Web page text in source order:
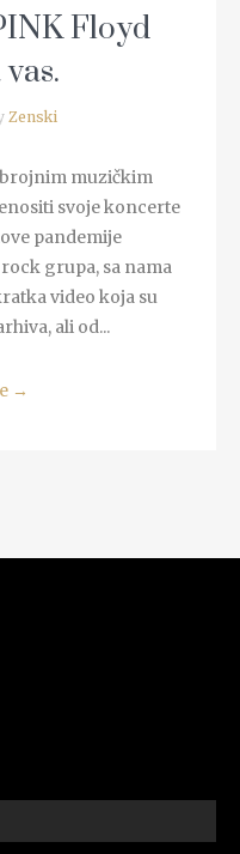
Floyd
Zenski
muzičkim
svoje koncerte
pandemije
grupa, sa nama
video koja su
ali od...
→